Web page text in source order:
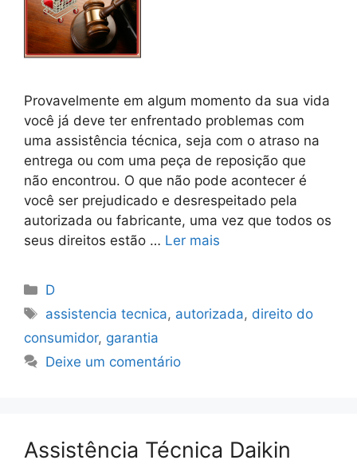
Provavelmente em algum momento da sua vida
você já deve ter enfrentado problemas com
uma assistência técnica, seja com o atraso na
entrega ou com uma peça de reposição que
não encontrou. O que não pode acontecer é
você ser prejudicado e desrespeitado pela
autorizada ou fabricante, uma vez que todos os
seus direitos estão … Ler mais
Categorias
D
Tags
assistencia tecnica, autorizada, direito do
consumidor, garantia
Deixe um comentário
Assistência Técnica Daikin